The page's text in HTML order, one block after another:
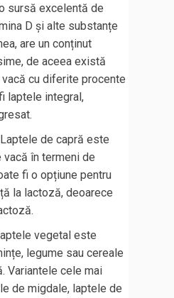
sursă excelentă de
D și alte substanțe
are un conținut
de aceea există
cu diferite procente
laptele integral,
Laptele de capră este
în termeni de
fi o opțiune pentru
la lactoză, deoarece
vegetal este
legume sau cereale
Variantele cele mai
de migdale, laptele de